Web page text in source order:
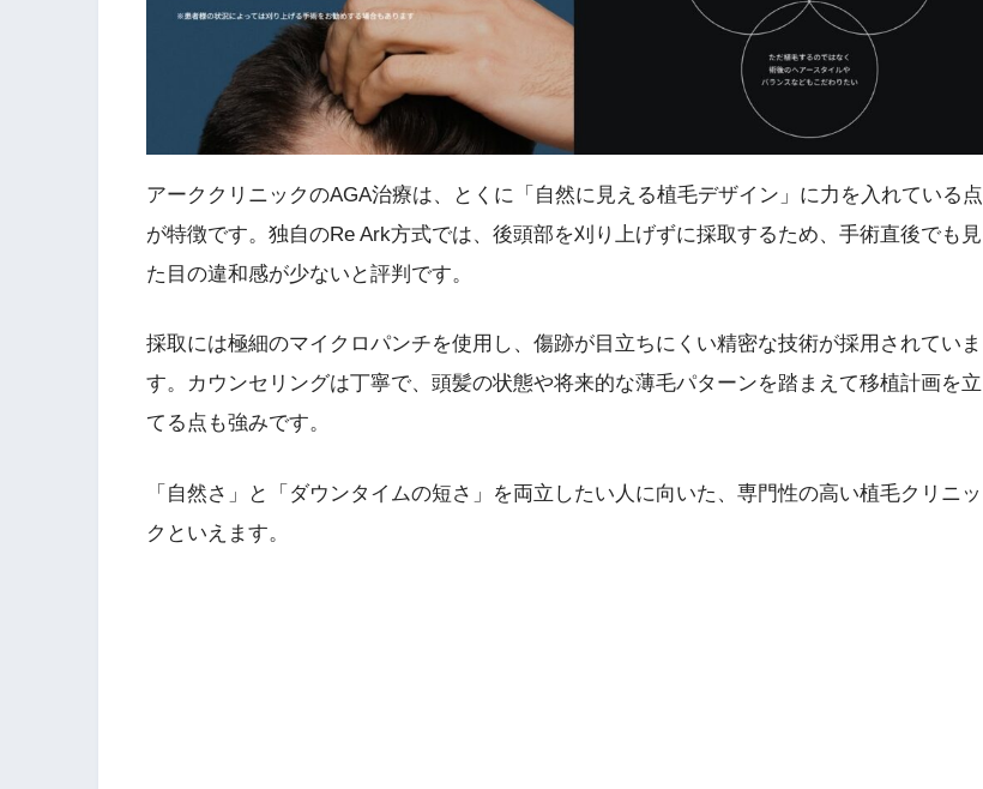
アーククリニックのAGA治療は、とくに「自然に見える植毛デザイン」に力を入れている点
が特徴です。独自のRe Ark方式では、後頭部を刈り上げずに採取するため、手術直後でも見
た目の違和感が少ないと評判です。
採取には極細のマイクロパンチを使用し、傷跡が目立ちにくい精密な技術が採用されていま
す。カウンセリングは丁寧で、頭髪の状態や将来的な薄毛パターンを踏まえて移植計画を立
てる点も強みです。
「自然さ」と「ダウンタイムの短さ」を両立したい人に向いた、専門性の高い植毛クリニッ
クといえます。